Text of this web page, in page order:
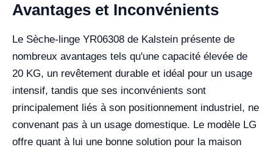
Avantages et Inconvénients
Le Sèche-linge YR06308 de Kalstein présente de
nombreux avantages tels qu'une capacité élevée de
20 KG, un revêtement durable et idéal pour un usage
intensif, tandis que ses inconvénients sont
principalement liés à son positionnement industriel, ne
convenant pas à un usage domestique. Le modèle LG
offre quant à lui une bonne solution pour la maison